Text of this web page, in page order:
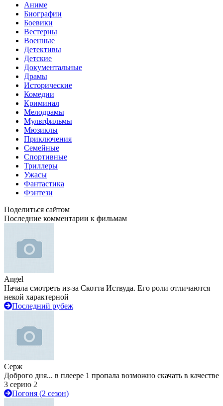
Аниме
Биографии
Боевики
Вестерны
Военные
Детективы
Детские
Документальные
Драмы
Исторические
Комедии
Криминал
Мелодрамы
Мультфильмы
Мюзиклы
Приключения
Семейные
Спортивные
Триллеры
Ужасы
Фантастика
Фэнтези
Поделиться сайтом
Последние комментарии к фильмам
Angel
Начала смотреть из-за Скотта Иствуда. Его роли отличаются
некой характерной
Последний рубеж
Серж
Доброго дня... в плеере 1 пропала возможно скачать в качестве
3 серию 2
Погоня (2 сезон)